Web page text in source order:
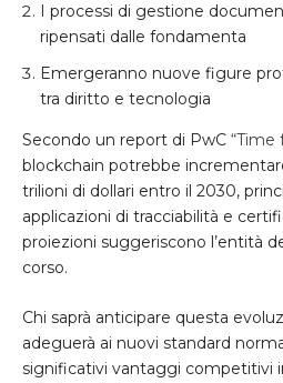
I processi di gestione
ripensati dalle fondamenta
Emergeranno nuove figure
tra diritto e tecnologia
Secondo un report di PwC “Time
blockchain potrebbe
trilioni di dollari entro il 2030,
applicazioni di tracciabilità e
proiezioni suggeriscono l’entità
corso.
Chi saprà anticipare questa
adeguerà ai nuovi standard
significativi vantaggi competitivi